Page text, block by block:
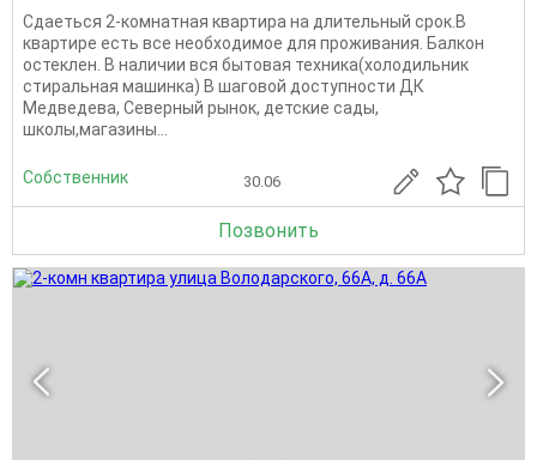
Сдаеться 2-комнатная квартира на длительный срок.В
квартире есть все необходимое для проживания. Балкон
остеклен. В наличии вся бытовая техника(холодильник
стиральная машинка) В шаговой доступности ДК
Медведева, Северный рынок, детские сады,
школы,магазины...
Собственник 30.06
Позвонить